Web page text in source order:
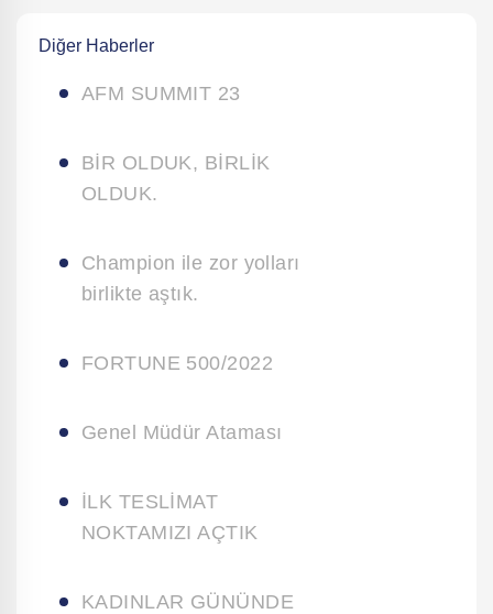
Diğer Haberler
AFM SUMMIT 23
BİR OLDUK, BİRLİK
OLDUK.
Champion ile zor yolları
birlikte aştık.
FORTUNE 500/2022
Genel Müdür Ataması
İLK TESLİMAT
NOKTAMIZI AÇTIK
KADINLAR GÜNÜNDE